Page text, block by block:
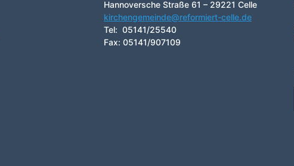
Hannoversche Straße 61 – 29221 Celle
kirchengemeinde@reformiert-celle.de
Tel: 05141/25540
Fax: 05141/907109